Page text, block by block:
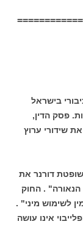
בישראל
פסק הדין,
את שידורי ערוץ
דורנר את
. החוק
לשימוש מיני" .
אינו עושה